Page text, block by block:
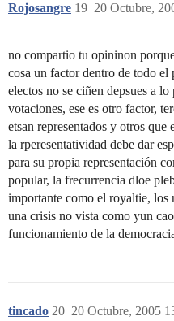
Rojosangre 20 Octubre,
19
no compartio tu opininon
cosa un factor dentro de todo el
electos no se ciñen depsues a
votaciones, ese es otro factor,
etsan representados y otros que
la rperesentatividad debe dar
para su propia representación
popular, la frecurrencia dloe
importante como el royaltie, los
una crisis no vista como yun
funcionamiento de la
tincado 20 Octubre, 2005
20